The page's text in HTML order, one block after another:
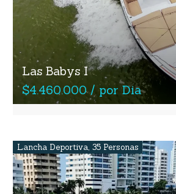
Las Babys I
$4.460.000 / por Dia
Lancha Deportiva, 35 Personas